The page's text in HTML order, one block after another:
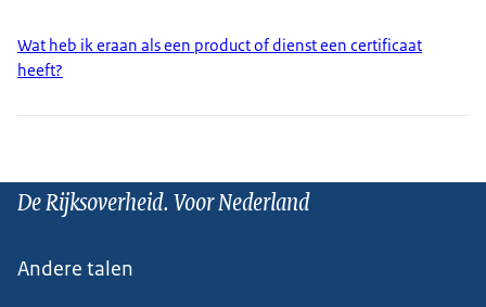
Wat heb ik eraan als een product of dienst een certificaat
heeft?
De Rijksoverheid. Voor Nederland
Andere talen